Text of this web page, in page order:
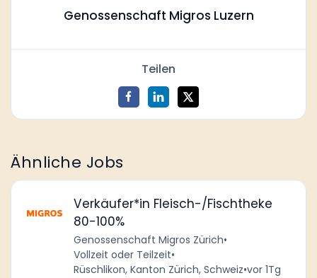
Genossenschaft Migros Luzern
Teilen
Ähnliche Jobs
Verkäufer*in Fleisch-/Fischtheke
80-100%
Genossenschaft Migros Zürich•
Vollzeit oder Teilzeit•
Rüschlikon, Kanton Zürich, Schweiz•vor 1Tg